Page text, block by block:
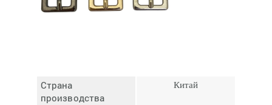
Страна
производства
Китай